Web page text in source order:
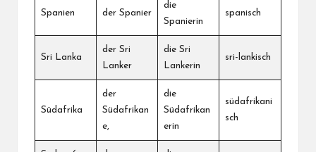
Spanien der Spanier
die
Spanierin
spanisch
Sri Lanka
der Sri
Lanker
die Sri
Lankerin
sri-lankisch
Südafrika
der
Südafrikan
e,
die
Südafrikan
erin
südafrikani
sch